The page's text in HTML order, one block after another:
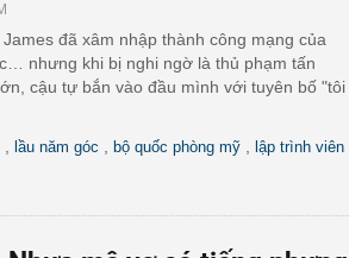
đã xâm nhập thành công mạng của
nhưng khi bị nghi ngờ là thủ phạm tấn
cậu tự bắn vào đầu mình với tuyên bố "tôi
lầu năm góc bộ quốc phòng mỹ lập trình viên